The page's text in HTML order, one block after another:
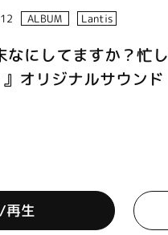
ALBUM Lantis
なにしてますか？忙
オリジナルサウン
再生